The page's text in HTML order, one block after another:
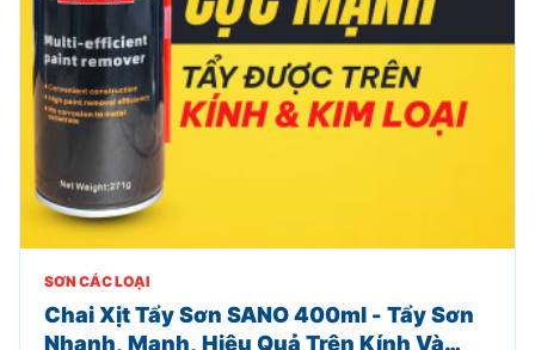
SƠN CÁC LOẠI
Chai Xịt Tẩy Sơn SANO 400ml - Tẩy Sơn
Nhanh, Mạnh, Hiệu Quả Trên Kính Và